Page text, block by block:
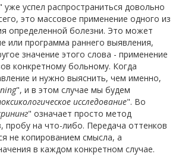
уже успел распространиться довольно
это массовое применение одного из
определенной болезни. Это может
или программа раннего выявления,
значение этого слова - применение
конкретному больному. Когда
и нужно выяснить, чем именно,
", и в этом случае мы будем
исследование". Во
" означает просто метод
пробу на что-либо. Передача оттенков
не копированием смысла, а
в каждом конкретном случае.